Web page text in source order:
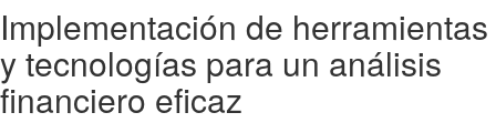
Implementación de herramientas
y tecnologías para un análisis
financiero eficaz